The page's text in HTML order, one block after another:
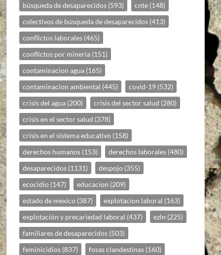
búsqueda de desaparecidos (593) cnte (148)
colectivos de búsqueda de desaparecidos (413)
conflictos laborales (465)
conflictos por mineria (151)
contaminacion agua (165)
contaminacion ambiental (445) covid-19 (532)
crisis del agua (200) crisis del sector salud (280)
crisis en el sector salud (378)
crisis en el sistema educativo (158)
derechos humanos (153) derechos laborales (480)
desaparecidos (1131) despojo (355)
ecocidio (147) educacion (209)
estado de mexico (387) explotacion laboral (163)
explotación y precariedad laboral (437) ezln (225)
familiares de desaparecidos (503)
feminicidios (837) fosas clandestinas (160)